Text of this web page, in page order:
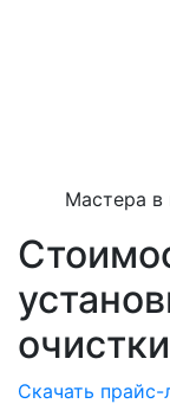
Мастера в
Скачать прайс-